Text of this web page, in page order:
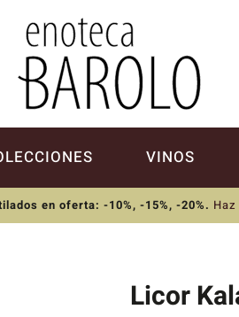
VINOS
en oferta: -10%, -15%, -20%.
Licor